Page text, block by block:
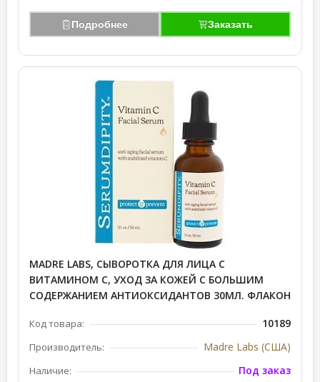
Подробнее Заказать
MADRE LABS, СЫВОРОТКА ДЛЯ ЛИЦА С
ВИТАМИНОМ C, УХОД ЗА КОЖЕЙ С БОЛЬШИМ
СОДЕРЖАНИЕМ АНТИОКСИДАНТОВ 30МЛ. ФЛАКОН
Код товара: 10189
Производитель: Madre Labs (США)
Наличие: Под заказ